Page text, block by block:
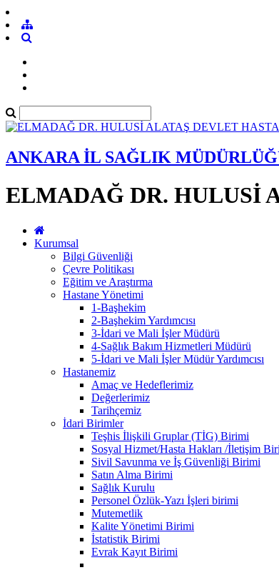
ANKARA İL SAĞLIK
ELMADAĞ DR. HULUSİ
Kurumsal
Bilgi Güvenliği
Çevre Politikası
Eğitim ve Araştırma
Hastane Yönetimi
1-Başhekim
2-Başhekim Yardımcısı
3-İdari ve Mali İşler Müdürü
4-Sağlık Bakım Hizmetleri Müdürü
5-İdari ve Mali İşler Müdür Yardımcısı
Hastanemiz
Amaç ve Hedeflerimiz
Değerlerimiz
Tarihçemiz
İdari Birimler
Teşhis İlişkili Gruplar (TİG) Birimi
Sosyal Hizmet/Hasta Hakları /İletişim
Sivil Savunma ve İş Güvenliği Birimi
Satın Alma Birimi
Sağlık Kurulu
Personel Özlük-Yazı İşleri birimi
Mutemetlik
Kalite Yönetimi Birimi
İstatistik Birimi
Evrak Kayıt Birimi